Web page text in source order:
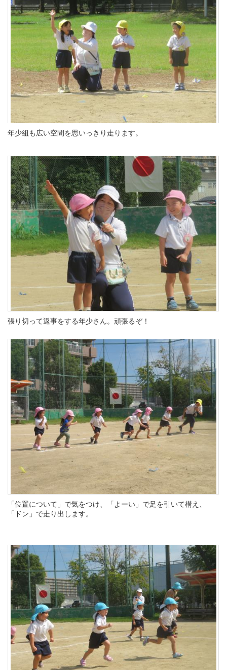
年少組も広い空間を思いっきり走ります。
張り切って返事をする年少さん。頑張るぞ！
「位置について」で気をつけ、「よーい」で足を引いて構え、
「ドン」で走り出します。